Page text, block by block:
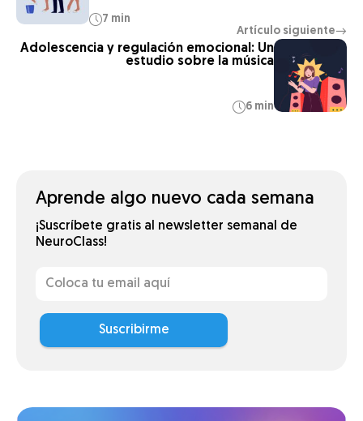
7 min
Artículo siguiente→
Adolescencia y regulación emocional: Un
estudio sobre la música
6 min
Aprende algo nuevo cada semana
¡Suscríbete gratis al newsletter semanal de
NeuroClass!
Suscribirme